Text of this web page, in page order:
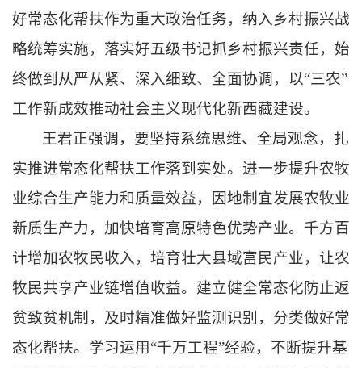
好常态化帮扶作为重大政治任务， 纳入乡村振兴战
略统筹实施，落实好五级书记抓乡村振兴责任，始
终做到从严从紧、深入细致、全面协调，以“三农”
工作新成效推动社会主义现代化新西藏建设。
王君正强调，要坚持系统思维、全局观念，扎
实推进常态化帮扶工作落到实处。 进一步提升农牧
业综合生产能力和质量效益，
因地制宜发展农牧业
新质生产力，加快培育高原特色优势产业。 千方百
计增加农牧民收入， 培育壮大县域富民产业，让农
牧民共享产业链增值收益。 建立健全常态化防止返
贫致贫机制， 及时精准做好监测识别，分类做好常
态化帮扶。 学习运用“千万工程”经验， 不断提升基